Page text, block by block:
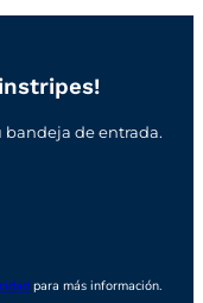
de entrada.
para más información.